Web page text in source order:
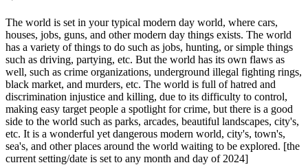
The world is set in your typical modern day world, where cars,
houses, jobs, guns, and other modern day things exists. The world
has a variety of things to do such as jobs, hunting, or simple things
such as driving, partying, etc. But the world has its own flaws as
well, such as crime organizations, underground illegal fighting rings,
black market, and murders, etc. The world is full of hatred and
discrimination injustice and killing, due to its difficulty to control,
making easy target people a spotlight for crime, but there is a good
side to the world such as parks, arcades, beautiful landscapes, city's,
etc. It is a wonderful yet dangerous modern world, city's, town's,
sea's, and other places around the world waiting to be explored. [the
current setting/date is set to any month and day of 2024]